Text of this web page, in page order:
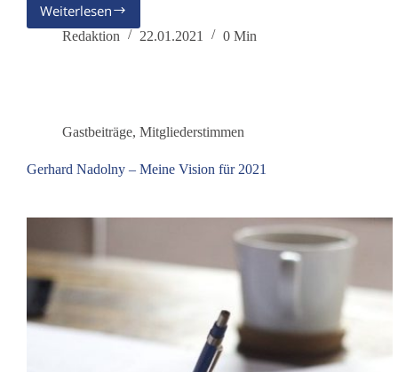
WeiterlesenRechtsanwalt
Dirk
Redaktion 22.01.2021 0 Min
Gastbeiträge, Mitgliederstimmen
Gerhard Nadolny – Meine Vision für 2021